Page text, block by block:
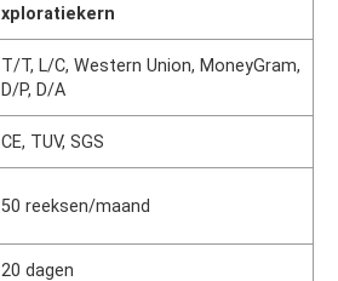
xploratiekern
T/T, L/C, Western Union, MoneyGram,
D/P, D/A
CE, TUV, SGS
50 reeksen/maand
20 dagen